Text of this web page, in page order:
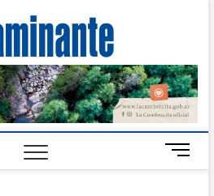
Digital
CALAMUCHITA
B
o